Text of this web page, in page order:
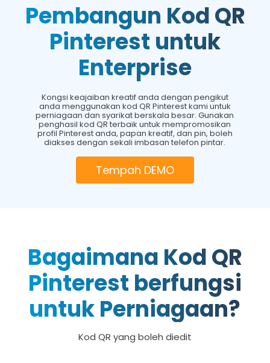
Pembangun Kod QR
Pinterest untuk
Enterprise
Kongsi keajaiban kreatif anda dengan pengikut
anda menggunakan kod QR Pinterest kami untuk
perniagaan dan syarikat berskala besar. Gunakan
penghasil kod QR terbaik untuk mempromosikan
profil Pinterest anda, papan kreatif, dan pin, boleh
diakses dengan sekali imbasan telefon pintar.
Tempah DEMO
Bagaimana Kod QR
Pinterest berfungsi
untuk Perniagaan?
Kod QR yang boleh diedit